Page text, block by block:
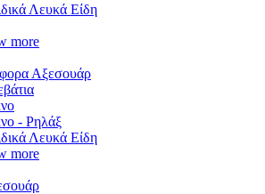
Λευκά Είδη
more
Αξεσουάρ
- Ρηλάξ
Λευκά Είδη
more